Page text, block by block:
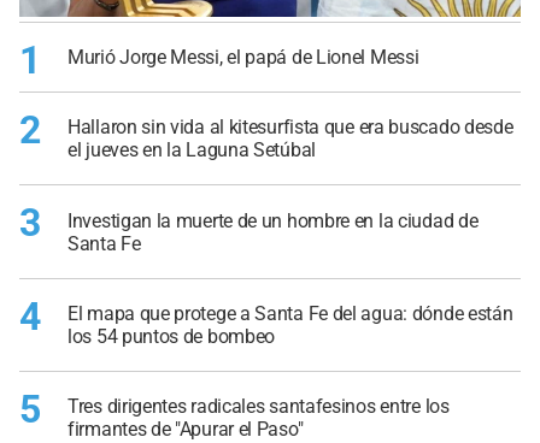
1 Murió Jorge Messi, el papá de Lionel Messi
2
Hallaron sin vida al kitesurfista que era buscado desde
el jueves en la Laguna Setúbal
3
Investigan la muerte de un hombre en la ciudad de
Santa Fe
4
El mapa que protege a Santa Fe del agua: dónde están
los 54 puntos de bombeo
5
Tres dirigentes radicales santafesinos entre los
firmantes de "Apurar el Paso"